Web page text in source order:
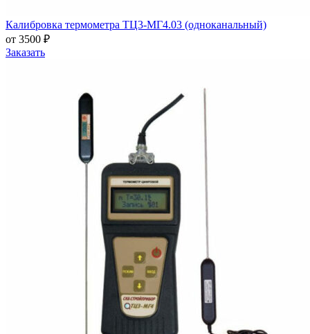
Калибровка термометра ТЦ3-МГ4.03 (одноканальный)
от 3500 ₽
Заказать